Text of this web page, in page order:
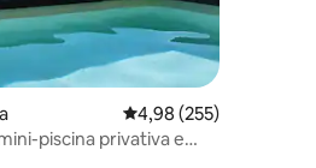
5, 193 avaliações
4,98 de uma avaliação
4,98 (255)
piscina privativa e